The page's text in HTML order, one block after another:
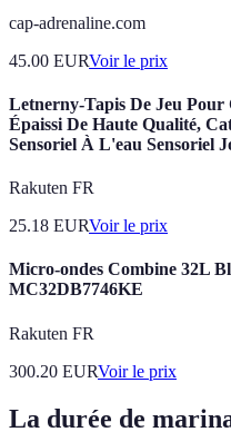
cap-adrenaline.com
45.00 EURVoir le prix
Letnerny-Tapis De Jeu Pour
Épaissi De Haute Qualité,
Sensoriel À L'eau Sensoriel
Rakuten FR
25.18 EURVoir le prix
Micro-ondes Combine 32L
MC32DB7746KE
Rakuten FR
300.20 EURVoir le prix
La durée de